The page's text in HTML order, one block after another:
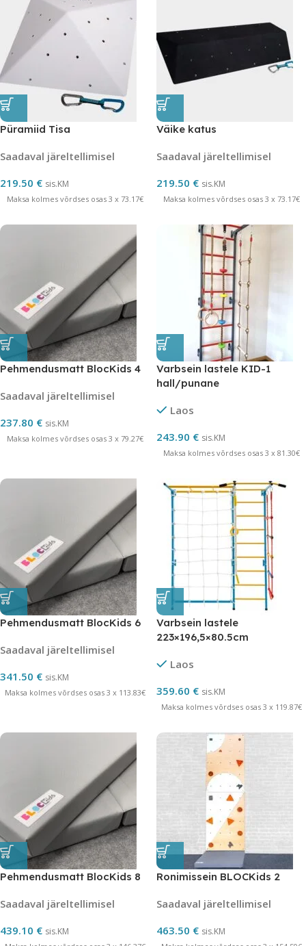
Püramiid Tisa
Saadaval järeltellimisel
219.50 € sis.KM
Maksa kolmes võrdses osas 3 x 73.17€
Väike katus
Saadaval järeltellimisel
219.50 € sis.KM
Maksa kolmes võrdses osas 3 x 73.17€
Pehmendusmatt BlocKids 4
Saadaval järeltellimisel
237.80 € sis.KM
Maksa kolmes võrdses osas 3 x 79.27€
Varbsein lastele KID-1
hall/punane
Laos
243.90 € sis.KM
Maksa kolmes võrdses osas 3 x 81.30€
Pehmendusmatt BlocKids 6
Saadaval järeltellimisel
341.50 € sis.KM
Maksa kolmes võrdses osas 3 x 113.83€
Varbsein lastele
223×196,5×80.5cm
Laos
359.60 € sis.KM
Maksa kolmes võrdses osas 3 x 119.87€
Pehmendusmatt BlocKids 8
Saadaval järeltellimisel
439.10 € sis.KM
Ronimissein BLOCKids 2
Saadaval järeltellimisel
463.50 € sis.KM